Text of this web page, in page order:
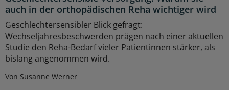
auch in der orthopädischen Reha wichtiger wird
Geschlechtersensibler Blick gefragt:
Wechseljahresbeschwerden prägen nach einer aktuellen
Studie den Reha-Bedarf vieler Patientinnen stärker, als
bislang angenommen wird.
Von Susanne Werner